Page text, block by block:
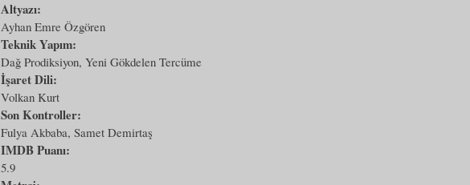
Altyazı:
Ayhan Emre Özgören
Teknik Yapım:
Dağ Prodiksiyon, Yeni Gökdelen Tercüme
İşaret Dili:
Volkan Kurt
Son Kontroller:
Fulya Akbaba, Samet Demirtaş
IMDB Puanı:
5.9